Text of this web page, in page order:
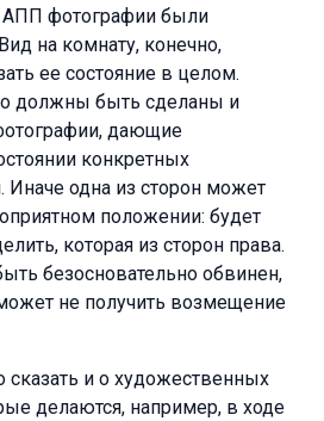
АПП фотографии были
на комнату, конечно,
ее состояние в целом.
должны быть сделаны и
дающие
конкретных
одна из сторон может
положении: будет
которая из сторон права.
безосновательно обвинен,
не получить возмещение
и о художественных
делаются, например, в ходе